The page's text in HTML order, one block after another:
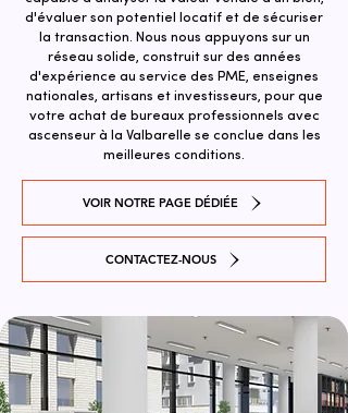
d'évaluer son potentiel locatif et de sécuriser
la transaction. ​Nous nous appuyons sur un
réseau solide, construit sur des années
d'expérience au service des PME, enseignes
nationales, artisans et investisseurs, pour que
votre achat de bureaux professionnels avec
ascenseur à la Valbarelle se conclue dans les
meilleures conditions.
VOIR NOTRE PAGE DÉDIÉE
CONTACTEZ-NOUS